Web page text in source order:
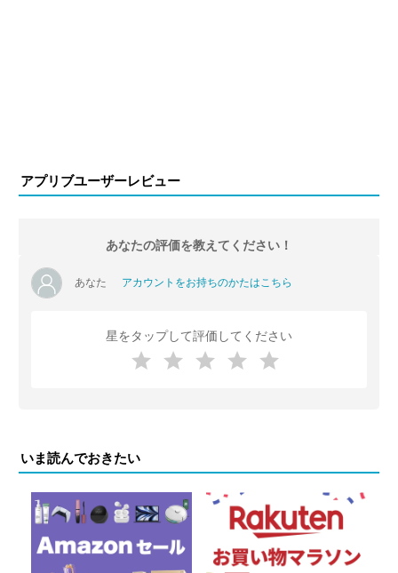
アプリブユーザーレビュー
あなたの評価を教えてください！
あなた アカウントをお持ちのかたはこちら
星をタップして評価してください
いま読んでおきたい